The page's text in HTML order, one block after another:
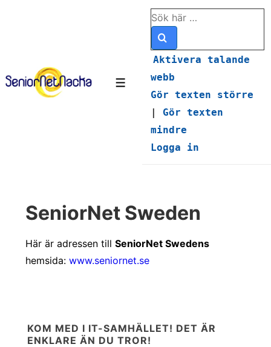
Meny
Sök
efter:
Aktivera talande
webb
Gör texten större
| Gör texten
mindre
Logga in
SeniorNet Sweden
Här är adressen till SeniorNet Swedens
hemsida: www.seniornet.se
KOM MED I IT-SAMHÄLLET! DET ÄR
ENKLARE ÄN DU TROR!